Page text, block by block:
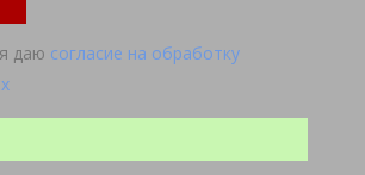
даю согласие на обработку